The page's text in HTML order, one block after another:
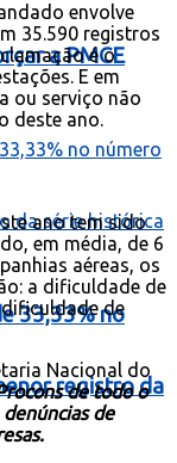
a PMCE
33,33% no
registro da
envolve
35.590 registros
é o
E em
ou serviço não
deste ano.
ano tem sido
em média, de 6
aéreas, os
a dificuldade de
de
Nacional do
de todo o
de